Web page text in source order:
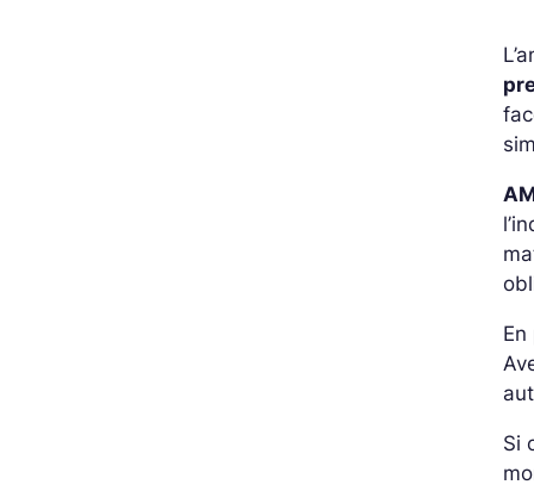
Si